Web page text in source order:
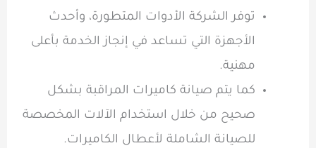
توفر الشركة الأدوات المتطورة، وأحدث
الأجهزة التي تساعد في إنجاز الخدمة بأعلى
مهنية.
كما يتم صيانة كاميرات المراقبة بشكل
صحيح من خلال استخدام الآلات المخصصة
للصيانة الشاملة لأعطال الكاميرات.